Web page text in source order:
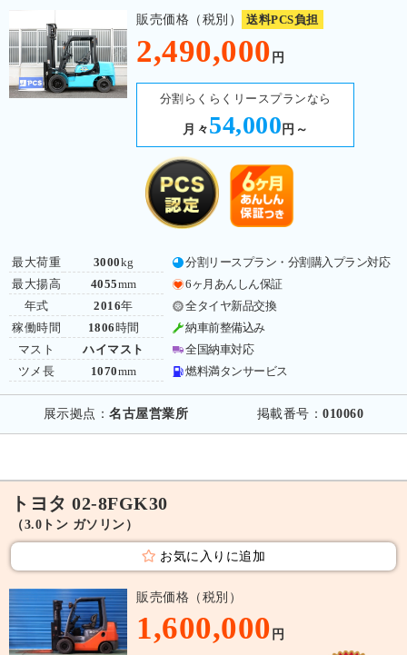
販売価格（税別） 送料PCS負担
2,490,000 円
分割らくらくリースプランなら
月々 54,000 円～
最大荷重
最大揚高
年式
稼働時間
マスト
ツメ長
3000kg
4055mm
2016年
1806 時間
ハイマスト
1070mm
分割リースプラン・分割購入プラン対応
6ヶ月あんしん保証
全タイヤ新品交換
納車前整備込み
全国納車対応
燃料満タンサービス
展示拠点：名古屋営業所 掲載番号：010060
トヨタ 02-8FGK30
（3.0トン ガソリン）
お気に入りに追加
販売価格（税別）
1,600,000 円